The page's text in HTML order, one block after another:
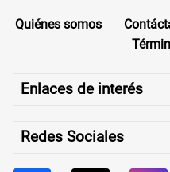
Quiénes somos
Enlaces de interés
Redes Sociales